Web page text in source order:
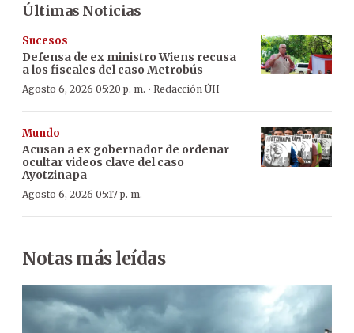
Últimas Noticias
Sucesos
Defensa de ex ministro Wiens recusa
a los fiscales del caso Metrobús
Agosto 6, 2026 05:20 p. m. · Redacción ÚH
Mundo
Acusan a ex gobernador de ordenar
ocultar videos clave del caso
Ayotzinapa
Agosto 6, 2026 05:17 p. m.
Notas más leídas